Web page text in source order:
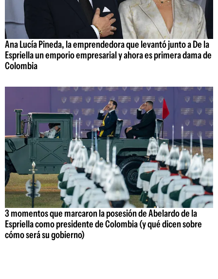
Ana Lucía Pineda, la emprendedora que levantó junto a De la
Espriella un emporio empresarial y ahora es primera dama de
Colombia
3 momentos que marcaron la posesión de Abelardo de la
Espriella como presidente de Colombia (y qué dicen sobre
cómo será su gobierno)